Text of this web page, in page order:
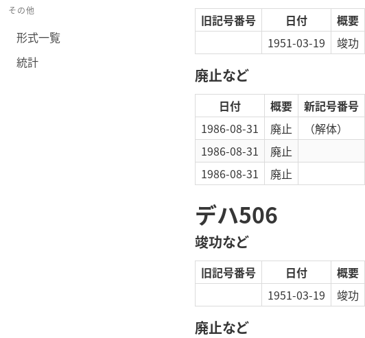
その他
形式一覧
統計
旧記号番号 日付 概要
1951-03-19
竣功
廃止など
日付 概要 新記号番号
1986-08-31
廃止 （解体）
1986-08-31
廃止
1986-08-31
廃止
デハ506
竣功など
旧記号番号 日付 概要
1951-03-19
竣功
廃止など